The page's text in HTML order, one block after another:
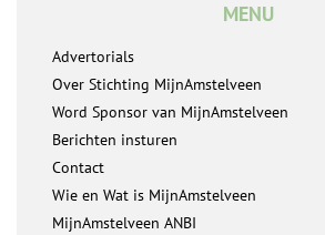
MENU
Advertorials
Over Stichting MijnAmstelveen
Word Sponsor van MijnAmstelveen
Berichten insturen
Contact
Wie en Wat is MijnAmstelveen
MijnAmstelveen ANBI